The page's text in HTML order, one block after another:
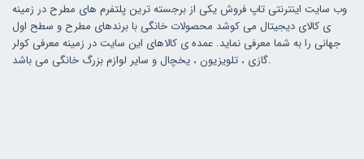
وب سایت اینترنتی تاپ فروش یکی از برجسته ترین پلتفرم های مطرح در زمینه
ی کالای دیجیتال می کوشد محصولات خانگی با برندهای مطرح و سطح اول
جهانی را به شما معرفی نماید. عمده ی کالاهای این سایت در زمینه معرفی کولر
گازی ، تلویزیون ، یخچال و سایر لوازم بزرگ خانگی می باشد.